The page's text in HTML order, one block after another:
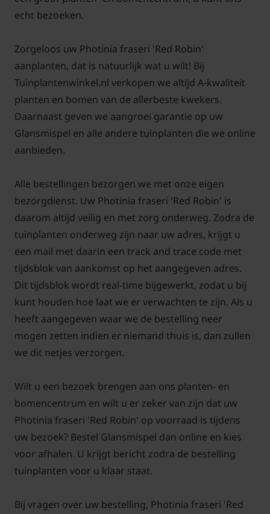
wordt een beschutte standplaats op prijs gesteld.
bevriezen.
Advies aantal per strekkende meter
Maatvoering
Aantal per
(enkele rij)
Aantal per
(dubbele
rij)
4 planten 7 planten
50/60 4 planten 7 planten Ø 19 cm
60/80 3 planten 7 planten Ø 22 cm
80/100 3 planten 6 planten
100/125
150/175 2 planten 5 planten Ø 34 cm
175/200 2 planten 4 planten Ø 40 cm
U kunt de gewenste maatvoering selecteren en
vervolgens het aantal bepalen. Dit aantal kunt u
echt bezoeken.
Zorgeloos uw Photinia fraseri 'Red Robin'
aanplanten, dat is natuurlijk wat u wilt! Bij
Tuinplantenwinkel.nl verkopen we altijd A-kwaliteit
planten en bomen van de allerbeste kwekers.
Daarnaast geven we aangroei garantie op uw
Glansmispel en alle andere tuinplanten die we online
aanbieden.
Alle bestellingen bezorgen we met onze eigen
bezorgdienst. Uw Photinia fraseri 'Red Robin' is
daarom altijd veilig en met zorg onderweg. Zodra de
tuinplanten onderweg zijn naar uw adres, krijgt u
een mail met daarin een track and trace code met
tijdsblok van aankomst op het aangegeven adres.
Dit tijdsblok wordt real-time bijgewerkt, zodat u bij
kunt houden hoe laat we er verwachten te zijn. Als u
heeft aangegeven waar we de bestelling neer
mogen zetten indien er niemand thuis is, dan zullen
we dit netjes verzorgen.
Wilt u een bezoek brengen aan ons planten- en
bomencentrum en wilt u er zeker van zijn dat uw
Photinia fraseri 'Red Robin' op voorraad is tijdens
uw bezoek? Bestel Glansmispel dan online en kies
voor afhalen. U krijgt bericht zodra de bestelling
tuinplanten voor u klaar staat.
Bij vragen over uw bestelling, Photinia fraseri 'Red